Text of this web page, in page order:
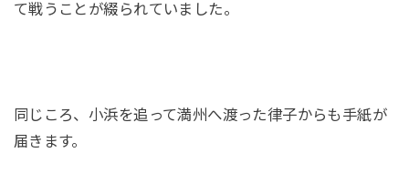
て戦うことが綴られていました。
同じころ、小浜を追って満州へ渡った律子からも手紙が
届きます。